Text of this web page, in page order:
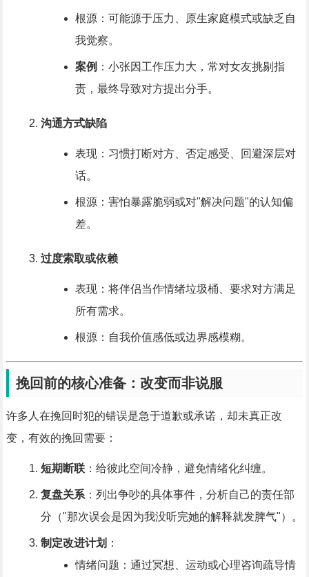
根源：可能源于压力、原生家庭模式或缺乏自
我觉察。
案例 ：小张因工作压力大，常对女友挑剔指
责，最终导致对方提出分手。
沟通方式缺陷
表现：习惯打断对方、否定感受、回避深层对
话。
根源：害怕暴露脆弱或对"解决问题"的认知偏
差。
过度索取或依赖
表现：将伴侣当作情绪垃圾桶、要求对方满足
所有需求。
根源：自我价值感低或边界感模糊。
挽回前的核心准备：改变而非说服
许多人在挽回时犯的错误是急于道歉或承诺，却未真正改
变，有效的挽回需要：
短期断联：给彼此空间冷静，避免情绪化纠缠。
复盘关系：列出争吵的具体事件，分析自己的责任部
分（"那次误会是因为我没听完她的解释就发脾气"）。
制定改进计划 ：
情绪问题：通过冥想、运动或心理咨询疏导情